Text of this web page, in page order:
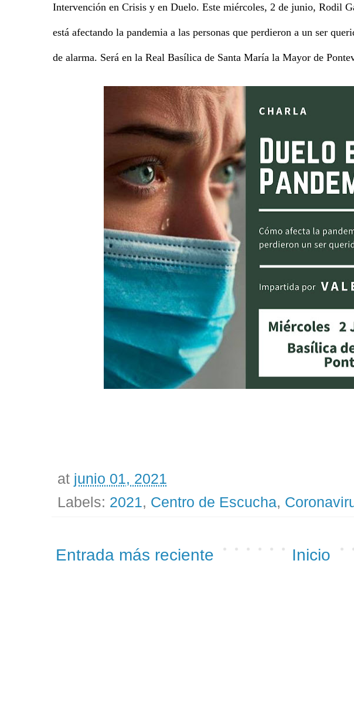
Intervención en Crisis y en Duelo. Este miércoles, 2 de junio, Rodil
está afectando la pandemia a las personas que perdieron a un ser
de alarma. Será en la Real Basílica de Santa María la Mayor de
at junio 01, 2021
Labels: 2021, Centro de Escucha,
Entrada más reciente Inicio